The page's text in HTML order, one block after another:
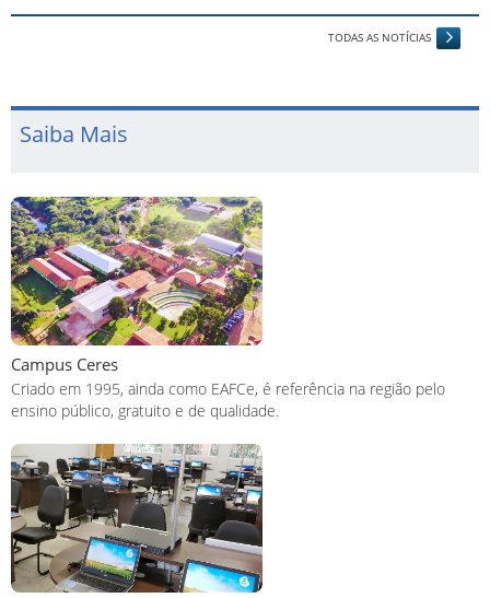
TODAS AS NOTÍCIAS
Saiba Mais
Campus Ceres
Criado em 1995, ainda como EAFCe, é referência na região pelo
ensino público, gratuito e de qualidade.